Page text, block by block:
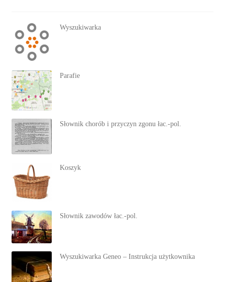
Wyszukiwarka
Parafie
Słownik chorób i przyczyn zgonu łac.-pol.
Koszyk
Słownik zawodów łac.-pol.
Wyszukiwarka Geneo – Instrukcja użytkownika